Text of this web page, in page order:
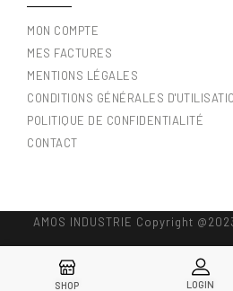
MON COMPTE
MES FACTURES
MENTIONS LÉGALES
CONDITIONS GÉNÉRALES
POLITIQUE DE CONFIDENTIALITÉ
CONTACT
AMOS INDUSTRIE Copyright
SHOP LOGIN